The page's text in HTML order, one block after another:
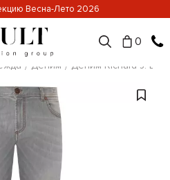
Весна-Лето 2026
0
Деним Деним Richard J.